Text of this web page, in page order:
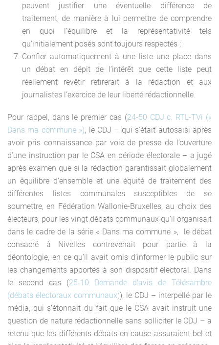
peuvent justifier une éventuelle différence de
traitement, de manière à lui permettre de comprendre
en quoi l’équilibre et la représentativité tels
qu’initialement posés sont toujours respectés ;
Confier automatiquement à une liste une place dans
un débat en dépit de l’intérêt que cette liste peut
réellement revêtir retirerait à la rédaction et aux
journalistes l’exercice de leur liberté rédactionnelle.
Pour rappel, dans le premier cas (24-50 CDJ c. RTL-TVi («
Dans ma commune »), le CDJ – qui s’était autosaisi après
avoir pris connaissance par voie de presse de l’ouverture
d’une instruction par le CSA en période électorale – a jugé
après examen que si la rédaction garantissait globalement
un équilibre d’ensemble et une équité de traitement des
différentes listes communales susceptibles de se
soumettre, en Fédération Wallonie-Bruxelles, au choix des
électeurs, pour les vingt débats communaux qu’il organisait
dans le cadre de la série « Dans ma commune », le débat
consacré à Nivelles contrevenait pour partie à la
déontologie, en ce qu’il avait omis d’informer le public sur
les changements apportés à son dispositif électoral. Dans
le second cas (25-10 Demande d’avis de Télésambre
(débats électoraux communaux)), le CDJ – interpellé par le
média, qui s’étonnait du fait que le CSA avait instruit une
question de nature rédactionnelle sans solliciter le CDJ – a
retenu que les différents débats en cause assuraient bel et